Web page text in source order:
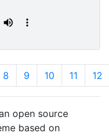
8 9 10 11 12
open source
based on